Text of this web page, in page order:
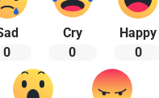
0
Cry
0
Happy
0